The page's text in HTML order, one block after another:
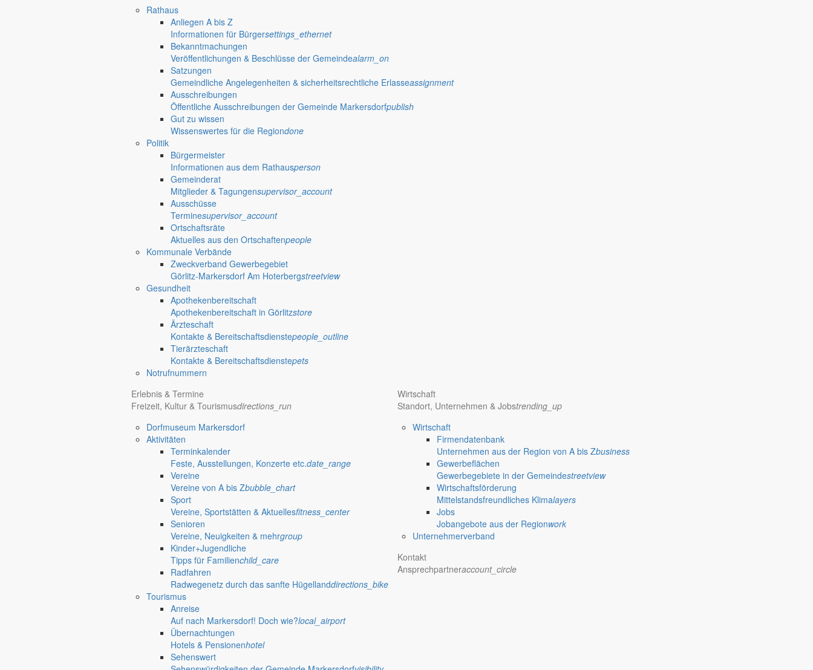
Rathaus
Anliegen A bis Z
Informationen für Bürgersettings_ethernet
Bekanntmachungen
Veröffentlichungen & Beschlüsse der Gemeindealarm_on
Satzungen
Gemeindliche Angelegenheiten & sicherheitsrechtliche Erlasseassignment
Ausschreibungen
Öffentliche Ausschreibungen der Gemeinde Markersdorfpublish
Gut zu wissen
Wissenswertes für die Regiondone
Politik
Bürgermeister
Informationen aus dem Rathausperson
Gemeinderat
Mitglieder & Tagungensupervisor_account
Ausschüsse
Terminesupervisor_account
Ortschaftsräte
Aktuelles aus den Ortschaftenpeople
Kommunale Verbände
Zweckverband Gewerbegebiet
Görlitz-Markersdorf Am Hoterbergstreetview
Gesundheit
Apothekenbereitschaft
Apothekenbereitschaft in Görlitzstore
Ärzteschaft
Kontakte & Bereitschaftsdienstepeople_outline
Tierärzteschaft
Kontakte & Bereitschaftsdienstepets
Notrufnummern
Erlebnis & Termine
Freizeit, Kultur & Tourismusdirections_run
Dorfmuseum Markersdorf
Aktivitäten
Terminkalender
Feste, Ausstellungen, Konzerte etc.date_range
Vereine
Vereine von A bis Zbubble_chart
Sport
Vereine, Sportstätten & Aktuellesfitness_center
Senioren
Vereine, Neuigkeiten & mehrgroup
Kinder+Jugendliche
Tipps für Familienchild_care
Radfahren
Radwegenetz durch das sanfte Hügellanddirections_bike
Tourismus
Anreise
Auf nach Markersdorf! Doch wie?local_airport
Übernachtungen
Hotels & Pensionenhotel
Sehenswert
Wirtschaft
Standort, Unternehmen & Jobstrending_up
Wirtschaft
Firmendatenbank
Unternehmen aus der Region von A bis Zbusiness
Gewerbeflächen
Gewerbegebiete in der Gemeindestreetview
Wirtschaftsförderung
Mittelstandsfreundliches Klimalayers
Jobs
Jobangebote aus der Regionwork
Unternehmerverband
Kontakt
Ansprechpartneraccount_circle
Deutsch-Paulsdorf
Jauernick-Buschbach
Früher musste man wegen jeder Angelegenheit “uff de Gemeende”, heute stellt das Rathaus Markersdorf viele Informationen online bereit. Ansprechpartner, Öffnungszeiten und Informationen zu
unterschiedlichen Anliegen finden Sie hier ebenso wie die Wiedergabe von Veröffentlichungen, die amtlich im “Schöpsboten – Dorfzeitung & Amtsblatt” erfolgt sind.
In der Rubrik “Rathaus” geht der Blick etwas weiter über die Markersdorfer Kirchtürme hinaus und Belange der Region und des Lebens im ländlichen Raum werden aufgegriffen.
Reichen Sie gern Vorschläge ein, was unter “Anliegen von A bis Z” noch aufgenommen werden sollte!
alarm_on
Bekanntmachungen
Redaktionelle Wiedergabe amtlicher
Informationen
Öffnungszeiten RathausGemeindeverwaltung Markersdorf
08:30 – 11:30 Uhr und 14:00 – 18:00 Uhr
08:30 – 11:30 Uhr und 14:00 – 17:00 Uhr
Außerhalb der Öffnungszeiten können Termine vereinbart werden.
E-Mail: sekretariat@gemeinde-markersdorf.de
Aktuelles aus dem Rathaus
Liebe Bürgerinnen und Bürger der Gemeinde Markersdorf! Der Winter ist vorbei und der Frühling hat sich eingestellt. Im Gemeindeamt konnte man das nicht nur an den sonnigen Tagen und den steigenden